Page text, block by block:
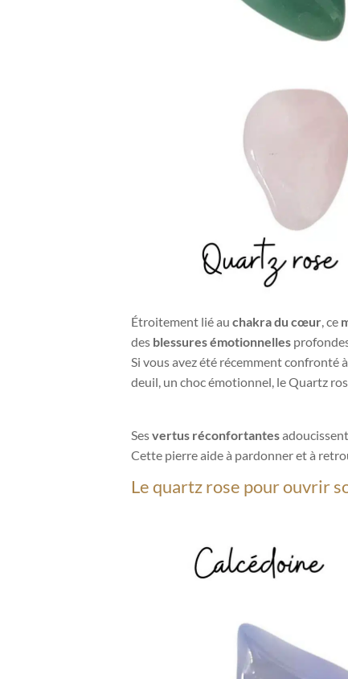
Étroitement lié au chakra du cœur, ce
des blessures émotionnelles
Si vous avez été récemment confronté
deuil, un choc émotionnel, le Quartz
Sesvertus réconfortantes
Cette pierre aide à pardonner et à
Le quartz rose pour ouvrir